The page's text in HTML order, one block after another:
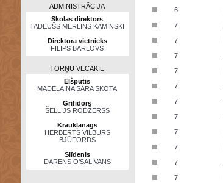
ADMINISTRĀCIJA
Skolas direktors
TADEUŠS MERLINS KAMINSKI
Direktora vietnieks
FILIPS BĀRLOVS
TORŅU VECĀKIE
Elšpūtis
MADELAINA SĀRA SKOTA
Grifidors
ŠELLIJS RODŽERSS
Kraukļanags
HERBERTS VILBURS
BJŪFORDS
Slīdenis
DARENS O’SALIVANS
■ 6
■ 7
■ 7
■ 7
■ 7
■ 7
■ 7
■ 7
■ 7
■ 7
■ 7
■ 7